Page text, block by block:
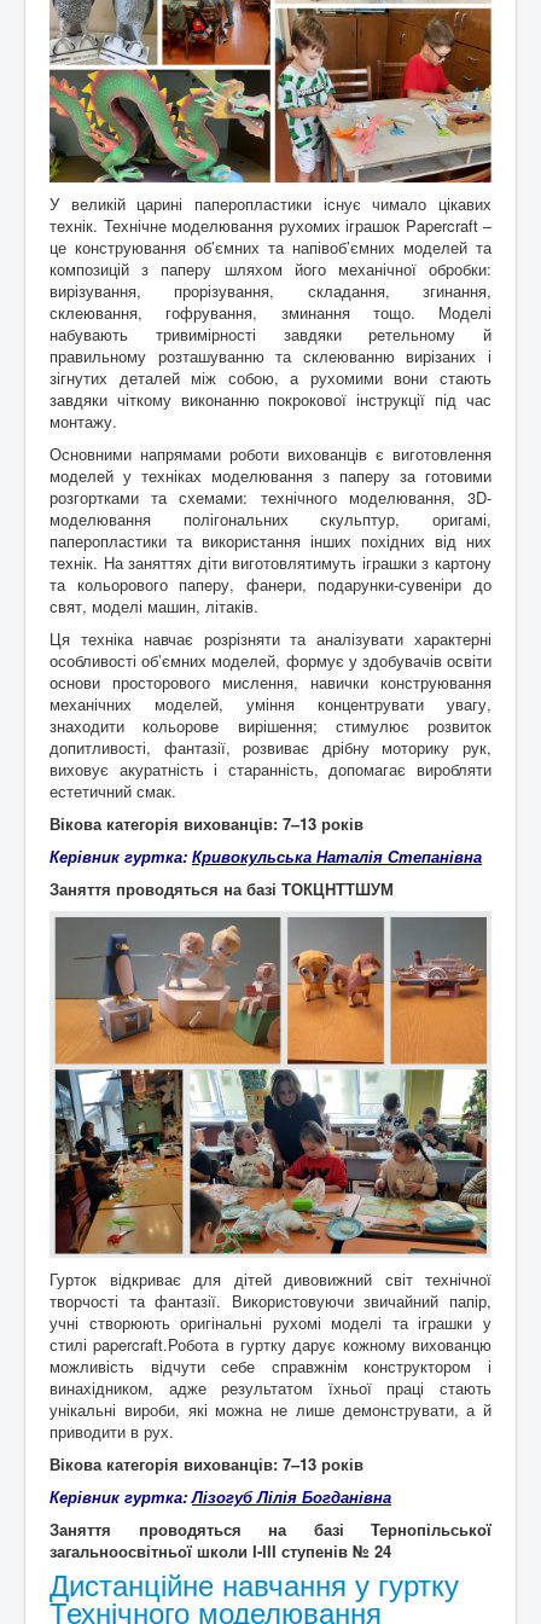
Контакти
У великій царині паперопластики існує чимало цікавих
технік. Технічне моделювання рухомих іграшок Papercraft –
це конструювання об’ємних та напівоб’ємних моделей та
композицій з паперу шляхом його механічної обробки:
вирізування, прорізування, складання, згинання,
склеювання, гофрування, зминання тощо. Моделі
набувають тривимірності завдяки ретельному й
правильному розташуванню та склеюванню вирізаних і
зігнутих деталей між собою, а рухомими вони стають
завдяки чіткому виконанню покрокової інструкції під час
монтажу.
Основними напрямами роботи вихованців є виготовлення
моделей у техніках моделювання з паперу за готовими
розгортками та схемами: технічного моделювання, 3D-
моделювання полігональних скульптур, оригамі,
паперопластики та використання інших похідних від них
технік. На заняттях діти виготовлятимуть іграшки з картону
та кольорового паперу, фанери, подарунки-сувеніри до
свят, моделі машин, літаків.
Ця техніка навчає розрізняти та аналізувати характерні
особливості об’ємних моделей, формує у здобувачів освіти
основи просторового мислення, навички конструювання
механічних моделей, уміння концентрувати увагу,
знаходити кольорове вирішення; стимулює розвиток
допитливості, фантазії, розвиває дрібну моторику рук,
виховує акуратність і старанність, допомагає виробляти
естетичний смак.
Вікова категорія вихованців: 7–13 років
Керівник гуртка: Кривокульська Наталія Степанівна
Заняття проводяться на базі ТОКЦНТТШУМ
Гурток відкриває для дітей дивовижний світ технічної
творчості та фантазії. Використовуючи звичайний папір,
учні створюють оригінальні рухомі моделі та іграшки у
стилі papercraft.Робота в гуртку дарує кожному вихованцю
можливість відчути себе справжнім конструктором і
винахідником, адже результатом їхньої праці стають
унікальні вироби, які можна не лише демонструвати, а й
приводити в рух.
Вікова категорія вихованців: 7–13 років
Керівник гуртка:Лізогуб Лілія Богданівна
Заняття проводяться на базі Тернопільської
загальноосвітньої школи І-ІІІ ступенів № 24
Дистанційне навчання у гуртку
Технічного моделювання